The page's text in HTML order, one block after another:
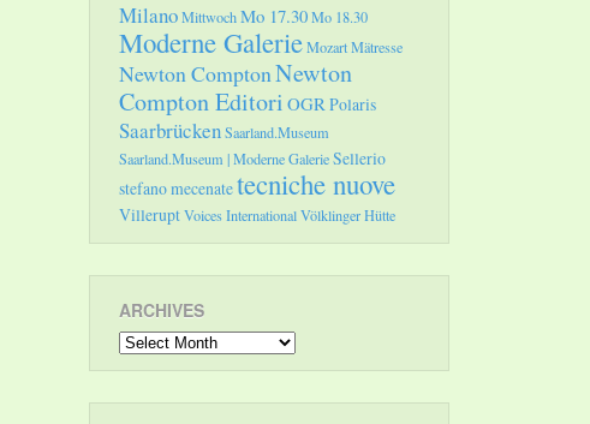
MilanoMittwochMo 17.30Mo 18.30
Moderne GalerieMozartMätresse
Newton ComptonNewton
Compton Editori OGRPolaris
SaarbrückenSaarland.Museum
Saarland.Museum | Moderne GalerieSellerio
stefano mecenatetecniche nuove
VilleruptVoices InternationalVölklinger Hütte
ARCHIVES
Archives